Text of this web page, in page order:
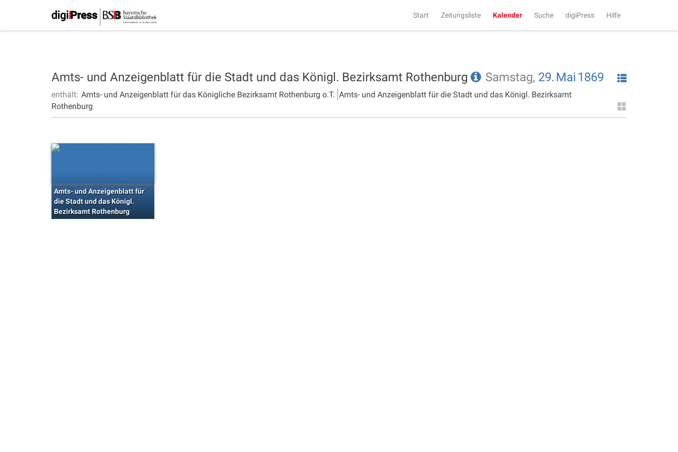
Start Zeitungsliste Kalender Suche digiPress Hilfe
Amts- und Anzeigenblatt für die Stadt und das Königl. Bezirksamt Rothenburg Samstag, 29. Mai 1869
enthält: Amts- und Anzeigenblatt für das Königliche Bezirksamt Rothenburg o.T. Amts- und Anzeigenblatt für die Stadt und das Königl. Bezirksamt
Rothenburg
Amts- und Anzeigenblatt für
die Stadt und das Königl.
Bezirksamt Rothenburg